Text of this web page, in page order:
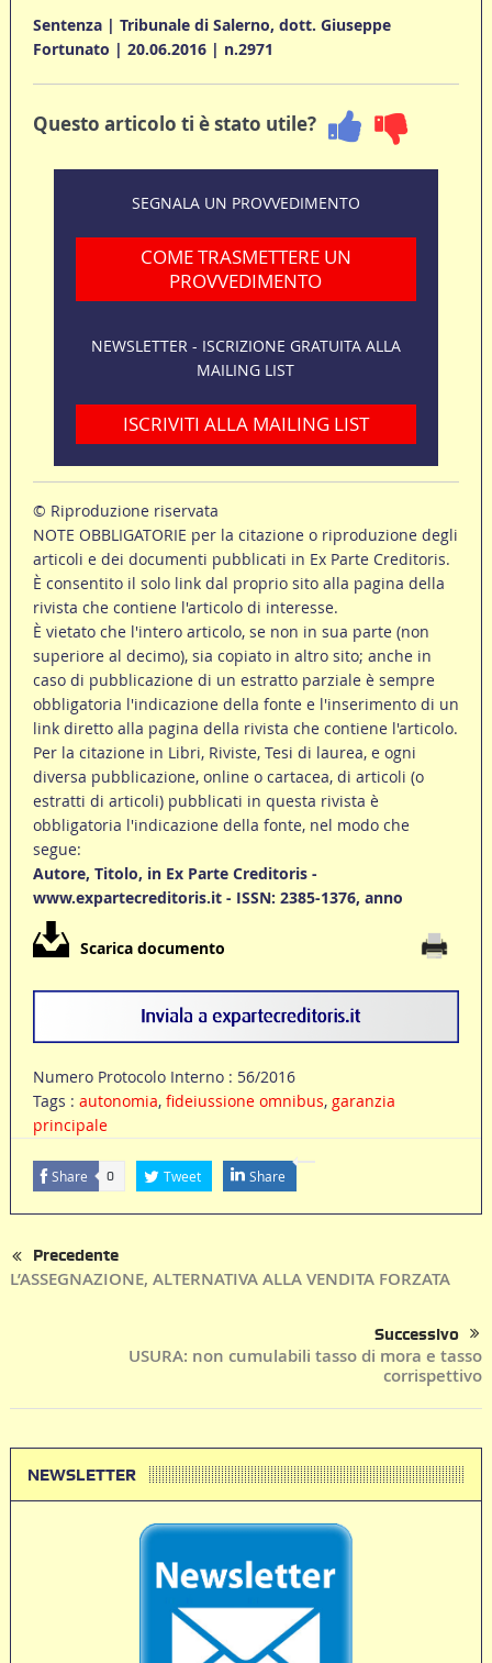
Sentenza | Tribunale di Salerno, dott. Giuseppe
Fortunato | 20.06.2016 | n.2971
Questo articolo ti è stato utile?
SEGNALA UN PROVVEDIMENTO
COME TRASMETTERE UN
PROVVEDIMENTO
NEWSLETTER - ISCRIZIONE GRATUITA ALLA
MAILING LIST
ISCRIVITI ALLA MAILING LIST
© Riproduzione riservata
NOTE OBBLIGATORIE per la citazione o riproduzione degli
articoli e dei documenti pubblicati in Ex Parte Creditoris.
È consentito il solo link dal proprio sito alla pagina della
rivista che contiene l'articolo di interesse.
È vietato che l'intero articolo, se non in sua parte (non
superiore al decimo), sia copiato in altro sito; anche in
caso di pubblicazione di un estratto parziale è sempre
obbligatoria l'indicazione della fonte e l'inserimento di un
link diretto alla pagina della rivista che contiene l'articolo.
Per la citazione in Libri, Riviste, Tesi di laurea, e ogni
diversa pubblicazione, online o cartacea, di articoli (o
estratti di articoli) pubblicati in questa rivista è
obbligatoria l'indicazione della fonte, nel modo che
segue:
Autore, Titolo, in Ex Parte Creditoris -
www.expartecreditoris.it - ISSN: 2385-1376, anno
Scarica documento
Numero Protocolo Interno : 56/2016
Tags : autonomia, fideiussione omnibus, garanzia
principale
Share 0 Tweet Share
Precedente
L’ASSEGNAZIONE, ALTERNATIVA ALLA VENDITA FORZATA
Successivo
USURA: non cumulabili tasso di mora e tasso
corrispettivo
NEWSLETTER